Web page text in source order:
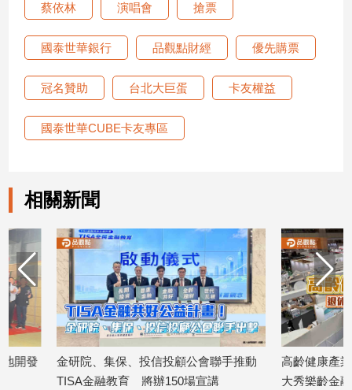
星
座/
感
術
／
文
創
／
電
影
推
蔡依林 演唱會 搶票
國泰世華銀行 品觀點財經 優先購票
冠名贊助 台北大巨蛋 卡友權益
國泰世華CUBE卡友專區
相關新聞
金研院、集保、投信投顧公會聯手推動
TISA金融教育 將辦150場宣講
高齡健康產業博覽會
大秀樂齡金融服務！